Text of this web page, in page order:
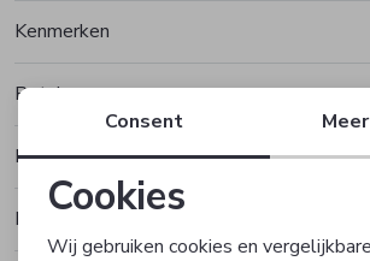
Kenmerken
Betalen
Bezorgen of ophalen
Ruilen en retourneren
Consent
Cookies
Wij gebruiken cookies en